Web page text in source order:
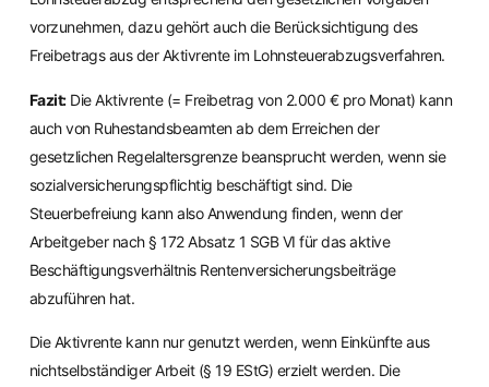
vorzunehmen, dazu gehört auch die Berücksichtigung des
Freibetrags aus der Aktivrente im Lohnsteuerabzugsverfahren.
Fazit:Die Aktivrente (= Freibetrag von 2.000 € pro Monat) kann
auch von Ruhestandsbeamten ab dem Erreichen der
gesetzlichen Regelaltersgrenze beansprucht werden, wenn sie
sozialversicherungspflichtig beschäftigt sind. Die
Steuerbefreiung kann also Anwendung finden, wenn der
Arbeitgeber nach § 172 Absatz 1 SGB VI für das aktive
Beschäftigungsverhältnis Rentenversicherungsbeiträge
abzuführen hat.
Die Aktivrente kann nur genutzt werden, wenn Einkünfte aus
nichtselbständiger Arbeit (§ 19 EStG) erzielt werden. Die